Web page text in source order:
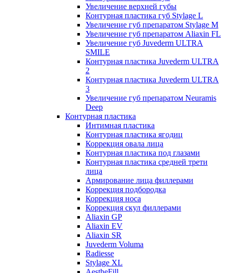
Увеличение верхней губы
Контурная пластика губ Stylage L
Увеличение губ препаратом Stylage M
Увеличение губ препаратом Aliaxin FL
Увеличение губ Juvederm ULTRA
SMILE
Контурная пластика Juvederm ULTRA
2
Контурная пластика Juvederm ULTRA
3
Увеличение губ препаратом Neuramis
Deep
Контурная пластика
Интимная пластика
Контурная пластика ягодиц
Коррекция овала лица
Контурная пластика под глазами
Контурная пластика средней трети
лица
Армирование лица филлерами
Коррекция подбородка
Коррекция носа
Коррекция скул филлерами
Aliaxin GP
Aliaxin EV
Aliaxin SR
Juvederm Voluma
Radiesse
Stylage XL